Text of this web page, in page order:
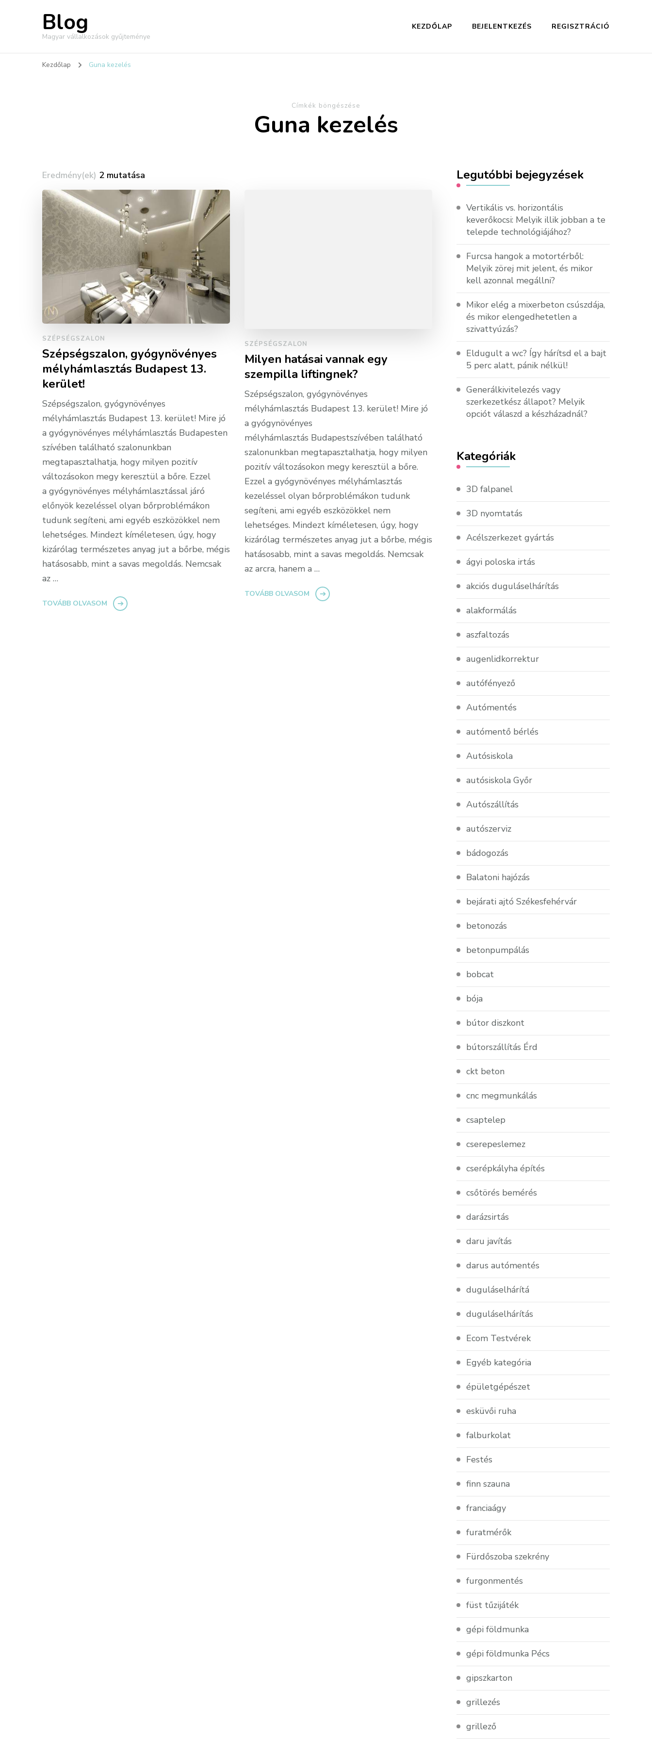
Blog
Magyar vállalkozások gyűjteménye
KEZDŐLAP BEJELENTKEZÉS REGISZTRÁCIÓ
Kezdőlap Guna kezelés
Címkék böngészése
Guna kezelés
Eredmény(ek) 2 mutatása
SZÉPSÉGSZALON
Szépségszalon, gyógynövényes
mélyhámlasztás Budapest 13.
kerület!
Szépségszalon, gyógynövényes
mélyhámlasztás Budapest 13. kerület! Mire jó
a gyógynövényes mélyhámlasztás Budapesten
szívében található szalonunkban
megtapasztalhatja, hogy milyen pozitív
változásokon megy keresztül a bőre. Ezzel
a gyógynövényes mélyhámlasztással járó
előnyök kezeléssel olyan bőrproblémákon
tudunk segíteni, ami egyéb eszközökkel nem
lehetséges. Mindezt kíméletesen, úgy, hogy
kizárólag természetes anyag jut a bőrbe, mégis
hatásosabb, mint a savas megoldás. Nemcsak
az …
TOVÁBB OLVASOM
SZÉPSÉGSZALON
Milyen hatásai vannak egy
szempilla liftingnek?
Szépségszalon, gyógynövényes
mélyhámlasztás Budapest 13. kerület! Mire jó
a gyógynövényes
mélyhámlasztás Budapestszívében található
szalonunkban megtapasztalhatja, hogy milyen
pozitív változásokon megy keresztül a bőre.
Ezzel a gyógynövényes mélyhámlasztás
kezeléssel olyan bőrproblémákon tudunk
segíteni, ami egyéb eszközökkel nem
lehetséges. Mindezt kíméletesen, úgy, hogy
kizárólag természetes anyag jut a bőrbe, mégis
hatásosabb, mint a savas megoldás. Nemcsak
az arcra, hanem a …
TOVÁBB OLVASOM
Legutóbbi bejegyzések
Vertikális vs. horizontális
keverőkocsi: Melyik illik jobban a te
telepde technológiájához?
Furcsa hangok a motortérből:
Melyik zörej mit jelent, és mikor
kell azonnal megállni?
Mikor elég a mixerbeton csúszdája,
és mikor elengedhetetlen a
szivattyúzás?
Eldugult a wc? Így hárítsd el a bajt
5 perc alatt, pánik nélkül!
Generálkivitelezés vagy
szerkezetkész állapot? Melyik
opciót válaszd a készházadnál?
Kategóriák
3D falpanel
3D nyomtatás
Acélszerkezet gyártás
ágyi poloska irtás
akciós duguláselhárítás
alakformálás
aszfaltozás
augenlidkorrektur
autófényező
Autómentés
autómentő bérlés
Autósiskola
autósiskola Győr
Autószállítás
autószerviz
bádogozás
Balatoni hajózás
bejárati ajtó Székesfehérvár
betonozás
betonpumpálás
bobcat
bója
bútor diszkont
bútorszállítás Érd
ckt beton
cnc megmunkálás
csaptelep
cserepeslemez
cserépkályha építés
csőtörés bemérés
darázsirtás
daru javítás
darus autómentés
duguláselhárítá
duguláselhárítás
Ecom Testvérek
Egyéb kategória
épületgépészet
esküvői ruha
falburkolat
Festés
finn szauna
franciaágy
furatmérők
Fürdőszoba szekrény
furgonmentés
füst tűzijáték
gépi földmunka
gépi földmunka Pécs
gipszkarton
grillezés
grillező